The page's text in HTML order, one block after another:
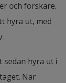
och forskare.
hyra ut, med
sedan hyra ut i
När